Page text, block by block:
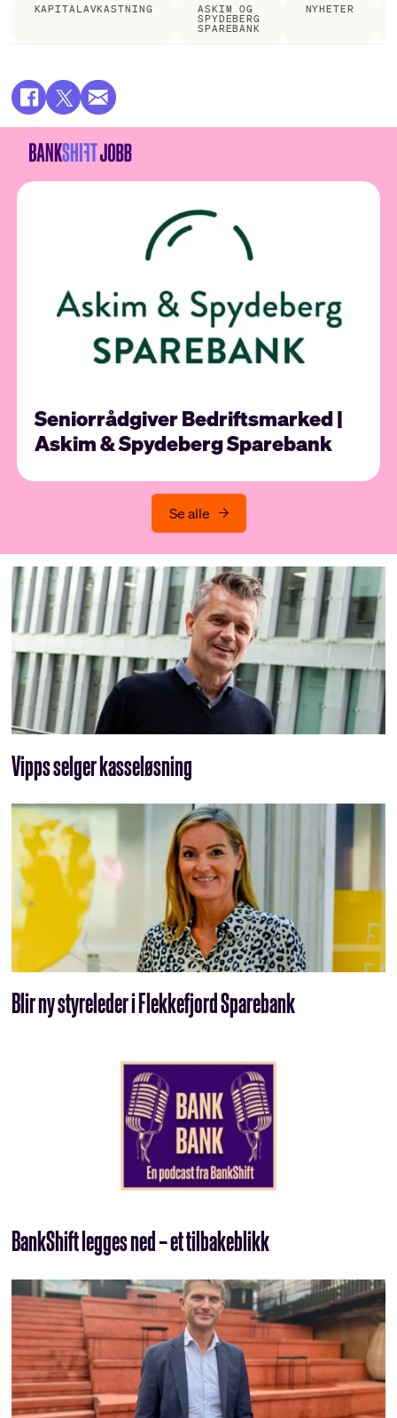
KAPITALAVKASTNING ASKIM OG
SPYDEBERG
SPAREBANK
NYHETER
Seniorrådgiver Bedriftsmarked |
Askim & Spydeberg Sparebank
Se alle
Vipps selger kasseløsning
Blir ny styreleder i Flekkefjord Sparebank
BankShift legges ned – et tilbakeblikk